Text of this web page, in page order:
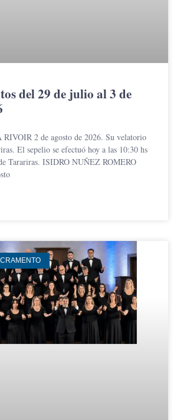
del 29 de julio al 3 de
2 de agosto de 2026. Su velatorio
El sepelio se efectuó hoy a las 10:30 hs
Tarariras. ISIDRO NUÑEZ ROMERO